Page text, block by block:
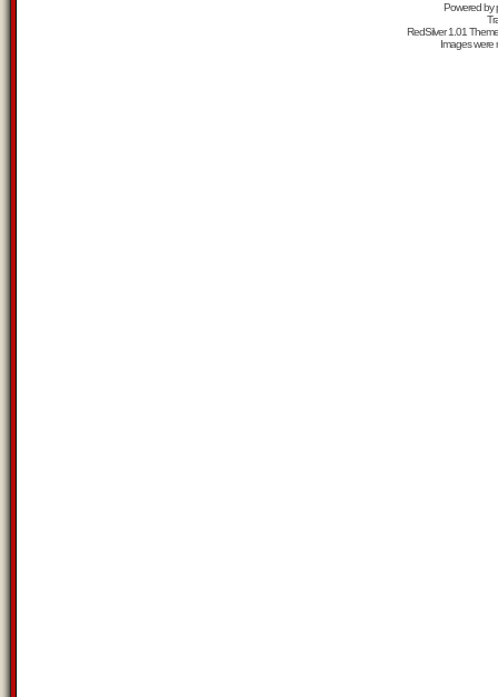
Powered by
RedSilver 1.01
Images were